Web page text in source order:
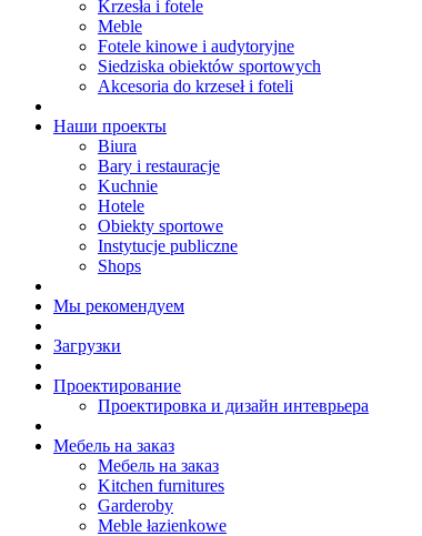
Krzesła i fotele
Meble
Fotele kinowe i audytoryjne
Siedziska obiektów sportowych
Akcesoria do krzeseł i foteli
Наши проекты
Biura
Bary i restauracje
Kuchnie
Hotele
Obiekty sportowe
Instytucje publiczne
Shops
Мы рекомендуем
Загрузки
Проектирование
Проектировка и дизайн интеврьера
Мебель на заказ
Мебель на заказ
Kitchen furnitures
Garderoby
Meble łazienkowe